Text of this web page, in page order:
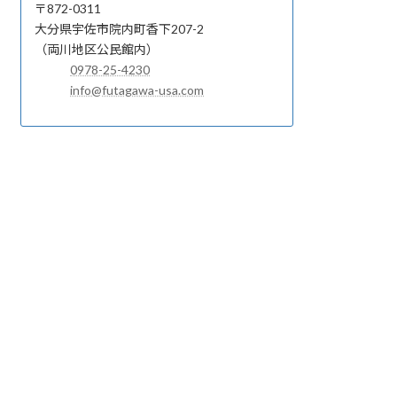
〒872-0311
大分県宇佐市院内町香下207-2
（両川地区公民館内）
0978-25-4230
info@futagawa-usa.com